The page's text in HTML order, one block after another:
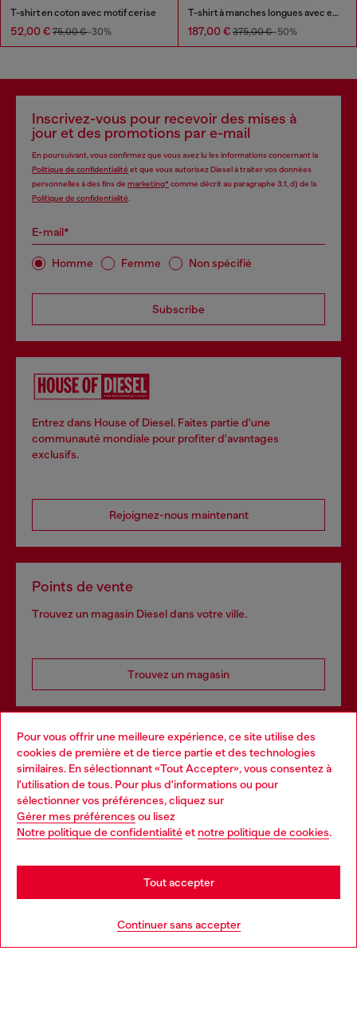
Pour vous offrir une meilleure expérience, ce site utilise des
cookies de première et de tierce partie et des technologies
similaires. En sélectionnant «Tout Accepter», vous consentez à
l'utilisation de tous. Pour plus d'informations ou pour
sélectionner vos préférences, cliquez sur
Gérer mes préférences ou lisez
Notre politique de confidentialitéet notre politique de cookies.
Continuer sans accepter
Tout accepter
T-shirt en coton avec motif cerise
52,00 € 75,00 €-30%
T-shirt à manches longues avec effet délavé
187,00 € 375,00 €-50%
Inscrivez-vous pour recevoir des mises à
jour et des promotions par e-mail
En poursuivant, vous confirmez que vous avez lu les informations concernant la
Politique de confidentialité et que vous autorisez Diesel à traiter vos données
personnelles à des fins de marketing*comme décrit au paragraphe 3.1, d) de la
Politique de confidentialité
E-mail*
Homme Femme Non spécifié
Subscribe
Entrez dans House of Diesel. Faites partie d'une
communauté mondiale pour profiter d'avantages
exclusifs.
Rejoignez-nous maintenant
Points de vente
Trouvez un magasin Diesel dans votre ville.
Trouvez un magasin
Services omnicanaux
Découvrez tous nos services, en ligne et en magasin.
En savoir plus
Choose your location
You are currently browsing France website, but it seems you
may be based in United States